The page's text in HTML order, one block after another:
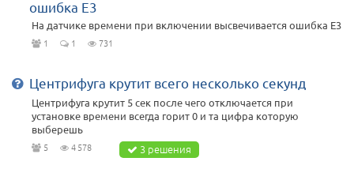
ошибка E3
На датчике времени при включении высвечивается ошибка E3
1 1 731
Центрифуга крутит всего несколько секунд
Центрифуга крутит 5 сек после чего отключается при
установке времени всегда горит 0 и та цифра которую
выберешь
5 4 578 3 решения